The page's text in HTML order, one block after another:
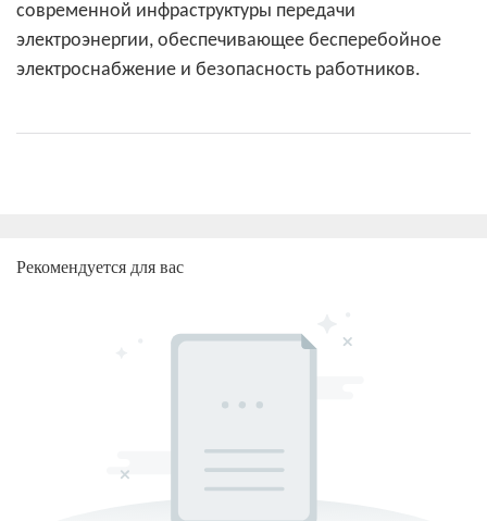
современной инфраструктуры передачи
электроэнергии, обеспечивающее бесперебойное
электроснабжение и безопасность работников.
Рекомендуется для вас